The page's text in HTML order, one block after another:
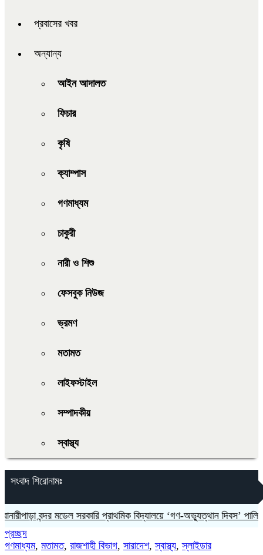
প্রবাসের খবর
অন্যান্য
আইন আদালত
ফিচার
কৃষি
ক্যাম্পাস
গণমাধ্যম
চাকুরী
নারী ও শিশু
ফেসবুক নিউজ
ভ্রমণ
মতামত
লাইফস্টাইল
সম্পাদকীয়
স্বাস্থ্য
সংবাদ শিরোনামঃ
বন্দর মডেল সরকারি প্রাথমিক বিদ্যালয়ে ‘গণ-অভ্যুত্থান দিবস’ পালিত
প্রচ্ছদ
গণমাধ্যম, মতামত, রাজশাহী বিভাগ, সারাদেশ,স্বাস্থ্য,স্লাইডার